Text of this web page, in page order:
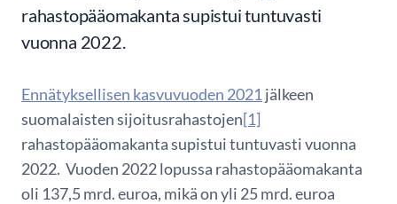
rahastopääomakanta supistui tuntuvasti
vuonna 2022.
Ennätyksellisen kasvuvuoden 2021 jälkeen
suomalaisten sijoitusrahastojen[1]
rahastopääomakanta supistui tuntuvasti vuonna
2022. Vuoden 2022 lopussa rahastopääomakanta
oli 137,5 mrd. euroa, mikä on yli 25 mrd. euroa